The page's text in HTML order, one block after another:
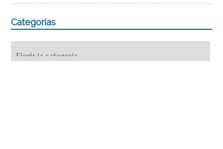
Categorías